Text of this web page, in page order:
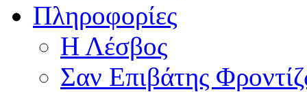
Πληροφορίες
Η Λέσβος
Σαν Επιβάτης